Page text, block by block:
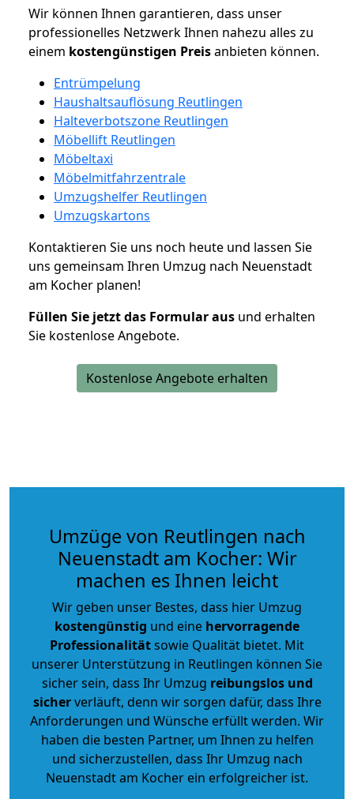
Wir können Ihnen garantieren, dass unser
professionelles Netzwerk Ihnen nahezu alles zu
einem kostengünstigen Preisanbieten können.
Entrümpelung
Haushaltsauflösung Reutlingen
Halteverbotszone Reutlingen
Möbellift Reutlingen
Möbeltaxi
Möbelmitfahrzentrale
Umzugshelfer Reutlingen
Umzugskartons
Kontaktieren Sie uns noch heute und lassen Sie
uns gemeinsam Ihren Umzug nach Neuenstadt
am Kocher planen!
Füllen Sie jetzt das Formular aus und erhalten
Sie kostenlose Angebote.
Kostenlose Angebote erhalten
Umzüge von Reutlingen nach
Neuenstadt am Kocher: Wir
machen es Ihnen leicht
Wir geben unser Bestes, dass hier Umzug
kostengünstig und eine hervorragende
Professionalitätsowie Qualität bietet. Mit
unserer Unterstützung in Reutlingen können Sie
sicher sein, dass Ihr Umzug reibungslos und
sicherverläuft, denn wir sorgen dafür, dass Ihre
Anforderungen und Wünsche erfüllt werden. Wir
haben die besten Partner, um Ihnen zu helfen
und sicherzustellen, dass Ihr Umzug nach
Neuenstadt am Kocher ein erfolgreicher ist.